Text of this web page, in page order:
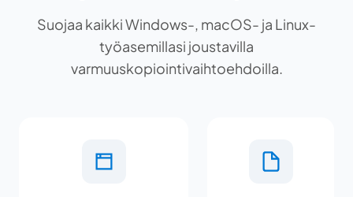
Suojaa kaikki Windows-, macOS- ja Linux-
työasemillasi joustavilla
varmuuskopiointivaihtoehdoilla.